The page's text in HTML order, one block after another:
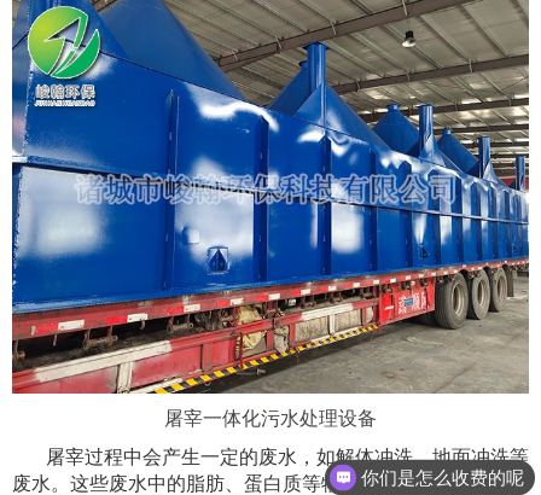
屠宰一体化污水处理设备
屠宰过程中会产生一定的废水，如解体冲洗、地面冲洗等
废水。这些废水中的脂肪、蛋白质等物质不经过处理，直接
你们是怎么收费的呢